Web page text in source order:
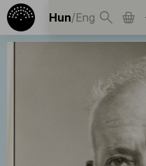
Hun/Eng